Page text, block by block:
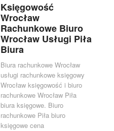
Księgowość
Wrocław
Rachunkowe Biuro
Wrocław Usługi Piła
Biura
Biura rachunkowe Wrocław
usługi rachunkowe księgowy
Wrocław księgowość i biuro
rachunkowe Wrocław Piła
biura księgowe. Biuro
rachunkowe Piła biuro
księgowe cena